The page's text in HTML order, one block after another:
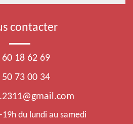
contacter
60 18 62 69
50 73 00 34
19h du lundi au samedi